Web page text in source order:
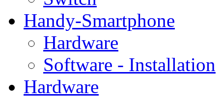
Handy-Smartphone
Hardware
Software - Installation
Hardware